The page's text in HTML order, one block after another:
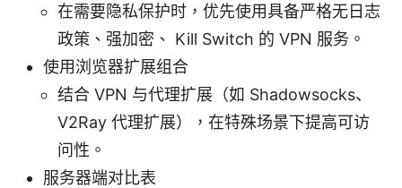
在需要隐私保护时，优先使用具备严格无日志
政策、强加密、 Kill Switch 的 VPN 服务。
使用浏览器扩展组合
结合 VPN 与代理扩展（如 Shadowsocks、
V2Ray 代理扩展），在特殊场景下提高可访
问性。
服务器端对比表